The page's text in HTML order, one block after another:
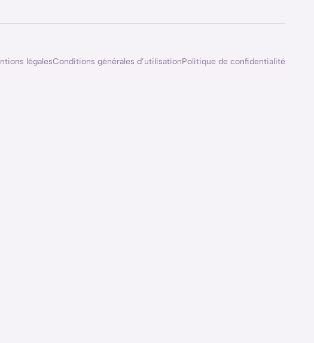
légalesConditions générales d’utilisationPolitique de confidentialité